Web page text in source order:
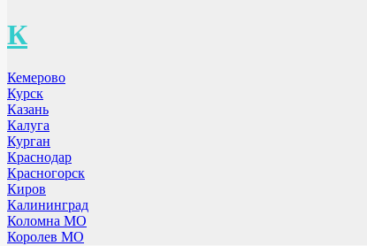
К
Кемерово
Курск
Казань
Калуга
Курган
Краснодар
Красногорск
Киров
Калининград
Коломна МО
Королев МО